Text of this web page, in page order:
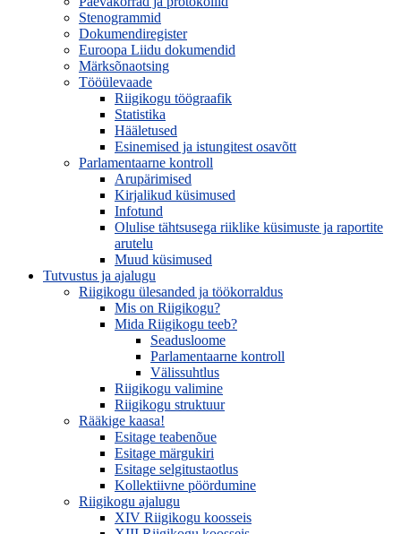
Stenogrammid
Dokumendiregister
Euroopa Liidu dokumendid
Märksõnaotsing
Tööülevaade
Riigikogu töögraafik
Statistika
Hääletused
Esinemised ja istungitest osavõtt
Parlamentaarne kontroll
Arupärimised
Kirjalikud küsimused
Infotund
Olulise tähtsusega riiklike küsimuste ja raportite
arutelu
Muud küsimused
Tutvustus ja ajalugu
Riigikogu ülesanded ja töökorraldus
Mis on Riigikogu?
Mida Riigikogu teeb?
Seadusloome
Parlamentaarne kontroll
Välissuhtlus
Riigikogu valimine
Riigikogu struktuur
Rääkige kaasa!
Esitage teabenõue
Esitage märgukiri
Esitage selgitustaotlus
Kollektiivne pöördumine
Riigikogu ajalugu
XIV Riigikogu koosseis